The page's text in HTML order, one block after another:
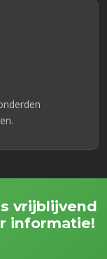
vrijblijvend
informatie!